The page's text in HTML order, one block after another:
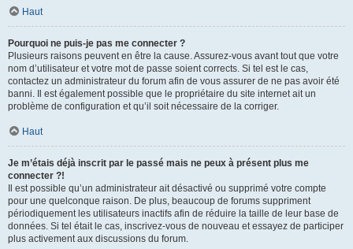
Haut
Pourquoi ne puis-je pas me connecter ?
Plusieurs raisons peuvent en être la cause. Assurez-vous avant tout que votre
nom d’utilisateur et votre mot de passe soient corrects. Si tel est le cas,
contactez un administrateur du forum afin de vous assurer de ne pas avoir été
banni. Il est également possible que le propriétaire du site internet ait un
problème de configuration et qu’il soit nécessaire de la corriger.
Haut
Je m’étais déjà inscrit par le passé mais ne peux à présent plus me
connecter ?!
Il est possible qu’un administrateur ait désactivé ou supprimé votre compte
pour une quelconque raison. De plus, beaucoup de forums suppriment
périodiquement les utilisateurs inactifs afin de réduire la taille de leur base de
données. Si tel était le cas, inscrivez-vous de nouveau et essayez de participer
plus activement aux discussions du forum.